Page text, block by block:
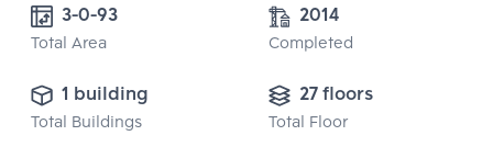
Total Area
2014
Completed
1 building
Total Buildings
27 floors
Total Floor